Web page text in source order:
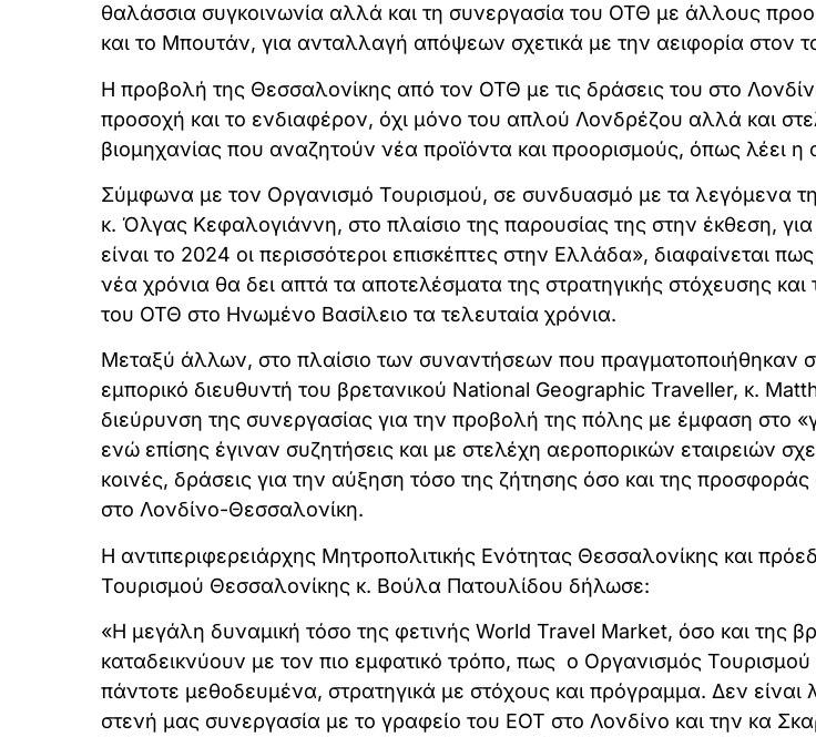
θαλάσσια συγκοινωνία αλλά και τη συνεργασία του ΟΤΘ με άλλους
και το Μπουτάν, για ανταλλαγή απόψεων σχετικά με την αειφορία στον
Η προβολή της Θεσσαλονίκης από τον ΟΤΘ με τις δράσεις του στο
προσοχή και το ενδιαφέρον, όχι μόνο του απλού Λονδρέζου αλλά και
βιομηχανίας που αναζητούν νέα προϊόντα και προορισμούς, όπως λέει η
Σύμφωνα με τον Οργανισμό Τουρισμού, σε συνδυασμό με τα λεγόμενα
κ. Όλγας Κεφαλογιάννη, στο πλαίσιο της παρουσίας της στην έκθεση, για
είναι το 2024 οι περισσότεροι επισκέπτες στην Ελλάδα», διαφαίνεται
νέα χρόνια θα δει απτά τα αποτελέσματα της στρατηγικής στόχευσης
του ΟΤΘ στο Ηνωμένο Βασίλειο τα τελευταία χρόνια.
Μεταξύ άλλων, στο πλαίσιο των συναντήσεων που πραγματοποιήθηκαν
εμπορικό διευθυντή του βρετανικού National Geographic Traveller, κ.
διεύρυνση της συνεργασίας για την προβολή της πόλης με έμφαση στο
ενώ επίσης έγιναν συζητήσεις και με στελέχη αεροπορικών εταιρειών
κοινές, δράσεις για την αύξηση τόσο της ζήτησης όσο και της
στο Λονδίνο-Θεσσαλονίκη.
Η αντιπεριφερειάρχης Μητροπολιτικής Ενότητας Θεσσαλονίκης και
Τουρισμού Θεσσαλονίκης κ. Βούλα Πατουλίδου δήλωσε:
«Η μεγάλη δυναμική τόσο της φετινής World Travel Market, όσο και της
καταδεικνύουν με τον πιο εμφατικό τρόπο, πως ο Οργανισμός Τουρισμού
πάντοτε μεθοδευμένα, στρατηγικά με στόχους και πρόγραμμα. Δεν είναι
στενή μας συνεργασία με το γραφείο του ΕΟΤ στο Λονδίνο και την κα